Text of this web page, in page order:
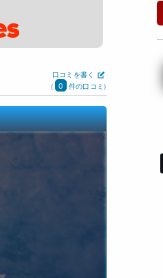
口コミを書く
(
0 件の口コミ)